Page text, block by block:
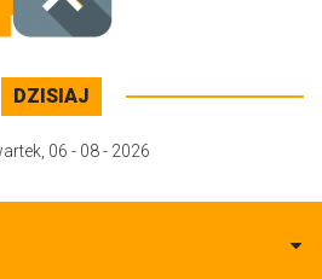
DZISIAJ
06 - 08 - 2026